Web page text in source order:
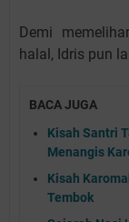
Demi
halal, Idris pun
BACA JUGA
Kisah Santri
Menangis
Kisah
Tembok